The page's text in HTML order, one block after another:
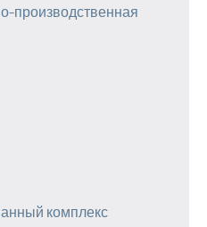
производственная
комплекс